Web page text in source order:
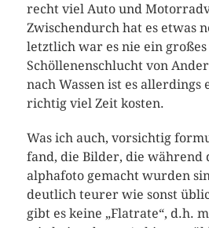
recht viel Auto und
Zwischendurch hat es etwas
letztlich war es nie ein
Schöllenenschlucht von
nach Wassen ist es allerdings
richtig viel Zeit kosten.
Was ich auch, vorsichtig
fand, die Bilder, die während
alphafoto gemacht wurden
deutlich teurer wie sonst
gibt es keine „Flatrate“, d.h.